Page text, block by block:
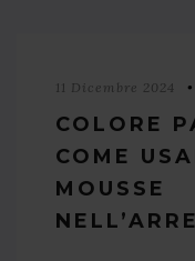
NEWS11 Dicembre 2024
COLORE
COME
MOUSSE